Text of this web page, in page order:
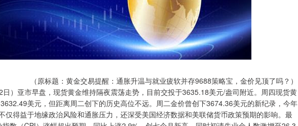
（原标题：黄金交易提醒：通胀升温与就业疲软并存9688策略宝，金价见顶了吗？）
）亚市早盘，现货黄金维持隔夜震荡走势，目前交投于3635.18美元/盎司附近。周四现货黄
美元，但距离周二创下的历史高位不远。周二金价曾创下3674.36美元的新纪录，今年
仅得益于地缘政治风险和通胀压力，还深受美国经济数据和美联储货币政策预期的影响。最
-162.15 -1.13% 沪深300 4670.05 -24.39